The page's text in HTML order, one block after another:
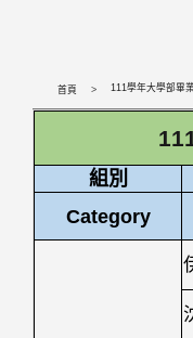
首頁 111學年大學部畢
組別
Category